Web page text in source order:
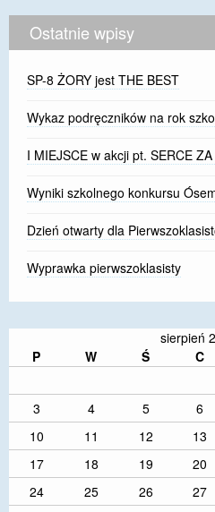
Ostatnie wpisy
SP-8 ŻORY jest THE BEST
Wykaz podręczników na rok
I MIEJSCE w akcji pt. SERCE
Wyniki szkolnego konkursu
Dzień otwarty dla
Wyprawka pierwszoklasisty
sierpień
P
W Ś C
3
4 5 6
10
11 12 13
17
18 19 20
24
25 26 27